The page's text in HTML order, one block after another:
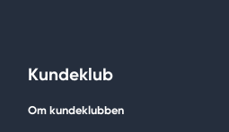
Kundeklub
Om kundeklubben